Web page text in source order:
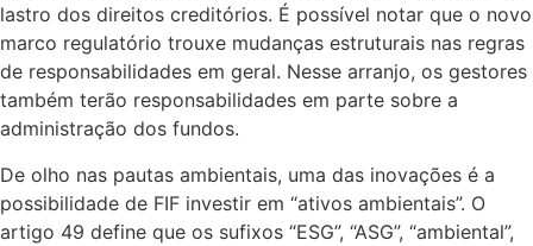
lastro dos direitos creditórios. É possível notar que o novo
marco regulatório trouxe mudanças estruturais nas regras
de responsabilidades em geral. Nesse arranjo, os gestores
também terão responsabilidades em parte sobre a
administração dos fundos.
De olho nas pautas ambientais, uma das inovações é a
possibilidade de FIF investir em “ativos ambientais”. O
artigo 49 define que os sufixos “ESG”, “ASG”, “ambiental”,